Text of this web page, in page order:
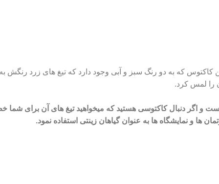
که به دو رنگ سبز و آبی وجود دارد که تیغ های زرد رنگش به
را لمس کرد.
اگر دنبال کاکتوسی هستید که میخواهید تیغ های آن برای شما
ها و نمایشگاه ها به عنوان گیاهان زینتی استفاده نمود.